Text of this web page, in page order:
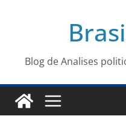
conteúdoBlog de Analises